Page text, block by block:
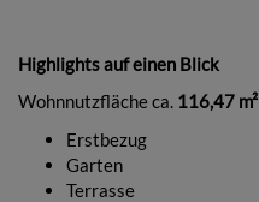
Highlights auf einen Blick
Wohnnutzfläche ca. 116,47 m²
Erstbezug
Garten
Terrasse